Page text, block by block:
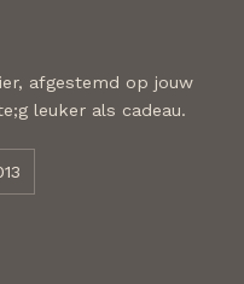
afgestemd op jouw
leuker als cadeau.